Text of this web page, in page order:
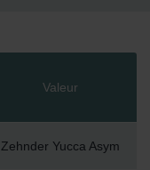
Valeur
Zehnder Yucca Asym